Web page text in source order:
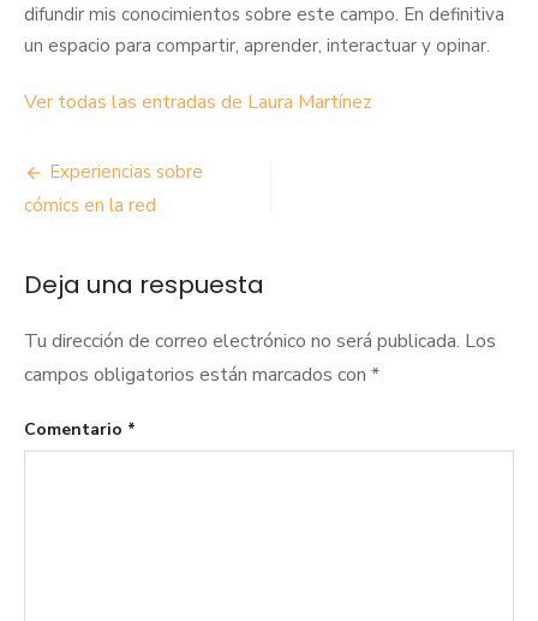
difundir mis conocimientos sobre este campo. En definitiva
un espacio para compartir, aprender, interactuar y opinar.
Ver todas las entradas de Laura Martínez
Navegación
de
Experiencias sobre
cómics en la red
Deja una respuesta
Tu dirección de correo electrónico no será publicada. Los
campos obligatorios están marcados con *
Comentario *